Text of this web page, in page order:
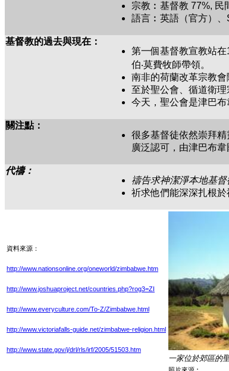
宗教︰基督教 77%, 民
語言︰英語（官方）、
基督教的過去與現在：
第一個基督教宣教站
伯‧莫費牧師帶領。
南非的荷蘭改革宗教
至於聖公會、循道衛
今天，聖公會是津巴布
關注點：
很多基督徒依然崇拜
廣泛認可，由津巴布
代禱：
禱告求神潔淨本地基督
祈求他們能深深扎根於
資料來源：
http://www.nationsonline.org/oneworld/zimbabwe.htm
http://www.joshuaproject.net/countries.php?rog3=ZI
http://www.everyculture.com/To-Z/Zimbabwe.html
http://www.victoriafalls-guide.net/zimbabwe-religion.html
http://www.state.gov/j/drl/rls/irf/2005/51503.htm
一家位於郊區的